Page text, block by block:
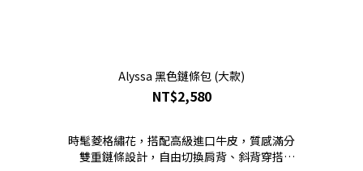
Alyssa 黑色鏈條包 (大款)
NT$2,580
時髦菱格繡花，搭配高級進口牛皮，質感滿分
雙重鏈條設計，自由切換肩背、斜背穿搭